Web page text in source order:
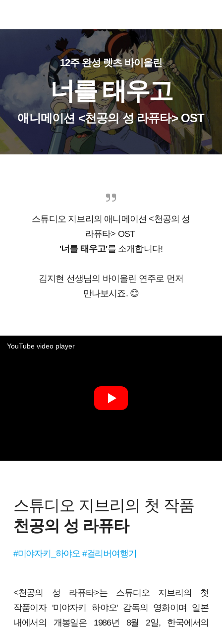
12주 완성 렛츠 바이올린
너를 태우고
애니메이션 <천공의 성 라퓨타> OST
스튜디오 지브리의 애니메이션 <천공의 성
라퓨타> OST
'너를 태우고'를 소개합니다!
김지현 선생님의 바이올린 연주로 먼저
만나보시죠. 😊
YouTube video player
스튜디오 지브리의 첫 작품
천공의 성 라퓨타
#미야자키_하야오 #걸리버여행기
<천공의 성 라퓨타>는 스튜디오 지브리의 첫
작품이자 '미야자키 하야오' 감독의 영화이며 일본
내에서의 개봉일은 1986년 8월 2일, 한국에서의